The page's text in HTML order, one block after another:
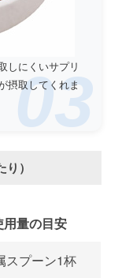
03
しにくいサプリ
摂取してくれま
）
用量の目安
スプーン1杯